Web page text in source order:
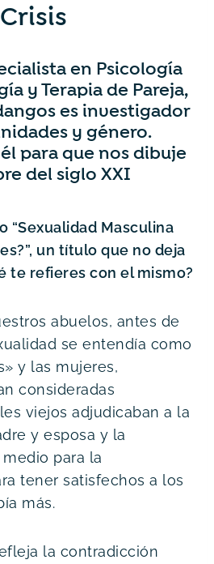
Crisis
en Psicología
y Terapia de Pareja,
es investigador
y género.
para que nos dibuje
del siglo XXI
“Sexualidad Masculina
un título que no deja
te refieres con el mismo?
abuelos, antes de
se entendía como
y las mujeres,
consideradas
viejos adjudicaban a la
y esposa y la
para la
tener satisfechos a los
más.
la contradicción